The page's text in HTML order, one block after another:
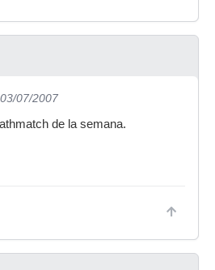
07/2007
de la semana.